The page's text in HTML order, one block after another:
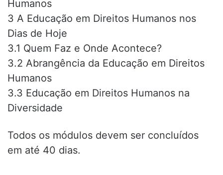
Humanos
3 A Educação em Direitos Humanos nos
Dias de Hoje
3.1 Quem Faz e Onde Acontece?
3.2 Abrangência da Educação em Direitos
Humanos
3.3 Educação em Direitos Humanos na
Diversidade
Todos os módulos devem ser concluídos
em até 40 dias.